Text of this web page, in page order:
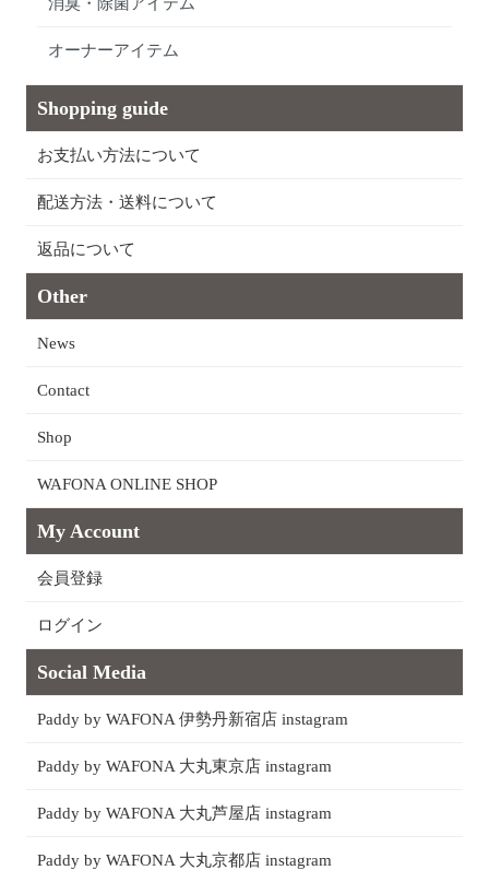
オーナーアイテム
Shopping guide
お支払い方法について
配送方法・送料について
返品について
Other
News
Contact
Shop
WAFONA ONLINE SHOP
My Account
会員登録
ログイン
Social Media
Paddy by WAFONA 伊勢丹新宿店 instagram
Paddy by WAFONA 大丸東京店 instagram
Paddy by WAFONA 大丸芦屋店 instagram
Paddy by WAFONA 大丸京都店 instagram